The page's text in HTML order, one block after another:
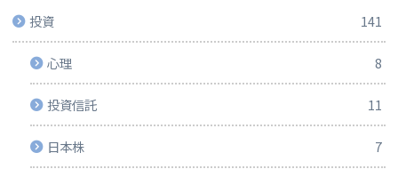
投資 141
心理 8
投資信託 11
日本株 7